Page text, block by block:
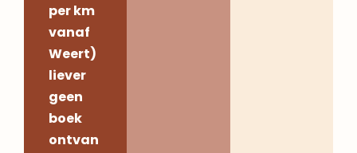
per km
vanaf
Weert)
liever
geen
boek
ontvan